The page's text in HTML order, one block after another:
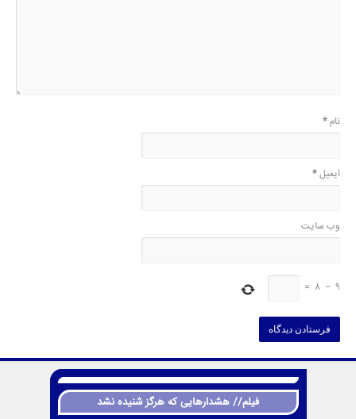
نام*
ایمیل*
وب‌ سایت
9
−
8
=
فیلم// هشدارهایی که هرگز شنیده نشد